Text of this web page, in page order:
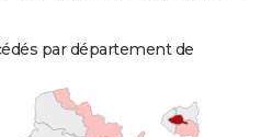
par département de